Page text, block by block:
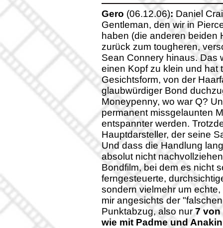
Gero (06.12.06): Daniel
Gentleman, den wir in
haben (die anderen beiden
zurück zum tougheren,
Sean Connery hinaus. Das
einen Kopf zu klein und hat
Gesichtsform, von der
glaubwürdiger Bond
Moneypenny, wo war Q?
permanent missgelaunten
entspannter werden.
Hauptdarsteller, der seine
Und dass die Handlung
absolut nicht
Bondfilm, bei dem es nicht
ferngesteuerte,
sondern vielmehr um
mir angesichts der
Punktabzug, also nur7 von
wie mit Padme und